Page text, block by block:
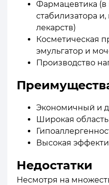
Фармацевтика (в
стабилизатора
лекарств)
Косметическая
эмульгатор и
Производство
Экономичный и
Широкая
Высокая
Недостатки
Несмотря на